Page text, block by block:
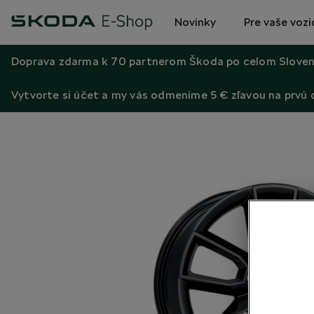
Novinky Pre vaše
Doprava zdarma k 70 partnerom Škoda po celom
Vytvorte si účet a my vás odmeníme 5 € zľavou na